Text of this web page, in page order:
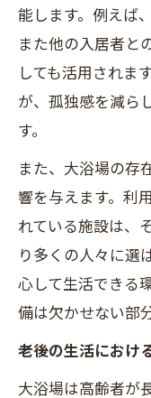
能します。例えば
また他の入居者と
しても活用されま
が、孤独感を減ら
す。
また、大浴場の存
響を与えます。利
れている施設は、
り多くの人々に選
心して生活できる
備は欠かせない部
老後の生活におけ
大浴場は高齢者が